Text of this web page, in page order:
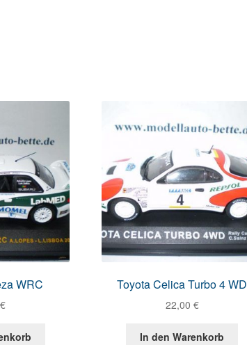
WRC
€
Toyota Celica Turbo 4 WD
22,00 €
In den Warenkorb